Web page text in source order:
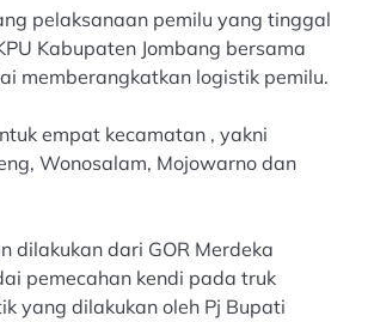
pelaksanaan pemilu yang tinggal
Kabupaten Jombang bersama
memberangkatkan logistik pemilu.
empat kecamatan , yakni
Wonosalam, Mojowarno dan
dilakukan dari GOR Merdeka
pemecahan kendi pada truk
yang dilakukan oleh Pj Bupati